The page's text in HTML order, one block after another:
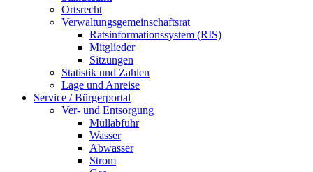
Ortsrecht
Verwaltungsgemeinschaftsrat
Ratsinformationssystem (RIS)
Mitglieder
Sitzungen
Statistik und Zahlen
Lage und Anreise
Service / Bürgerportal
Ver- und Entsorgung
Müllabfuhr
Wasser
Abwasser
Strom